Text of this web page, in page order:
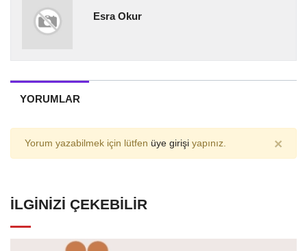
Esra Okur
YORUMLAR
Yorum yazabilmek için lütfen üye girişi yapınız. ×
İLGINIZI ÇEKEBILIR